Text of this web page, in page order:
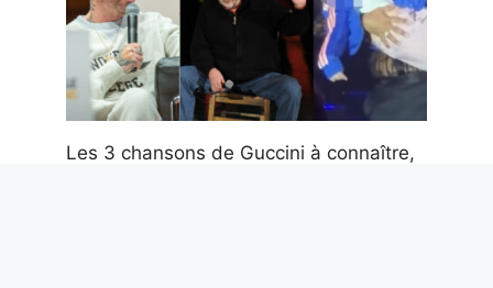
Les 3 chansons de Guccini à connaître,